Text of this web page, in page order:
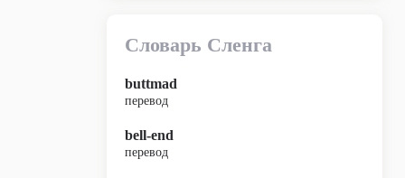
Словарь Сленга
buttmad
перевод
bell-end
перевод